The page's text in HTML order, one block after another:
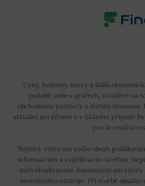
Ceny, hodnoty, kurzy a další
podobě nebo v grafech, uváděné na
obchodními partnery a třetími stranami.
aktuální ani přesné a v žádném případě
pro investiční
Textový, video ani audio obsah
informačním a vzdělávacím účelům.
individualizované doporučení ani
investičního nástroje. Při tvorbě